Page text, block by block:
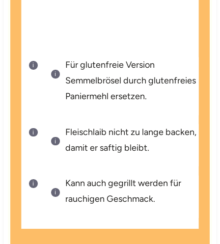
Für glutenfreie Version
Semmelbrösel durch glutenfreies
Paniermehl ersetzen.
Fleischlaib nicht zu lange backen,
damit er saftig bleibt.
Kann auch gegrillt werden für
rauchigen Geschmack.